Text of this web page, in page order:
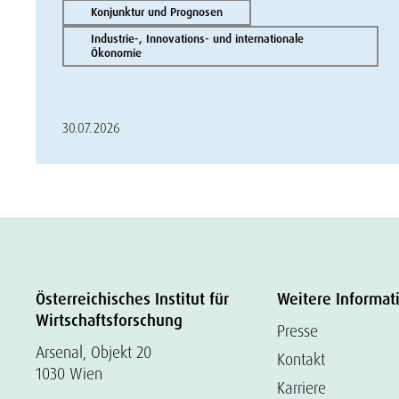
Konjunktur und Prognosen
Industrie-, Innovations- und internationale
Ökonomie
30.07.2026
Österreichisches Institut für
Wirtschaftsforschung
Arsenal, Objekt 20
1030 Wien
Weitere
Presse
Kontakt
Karriere